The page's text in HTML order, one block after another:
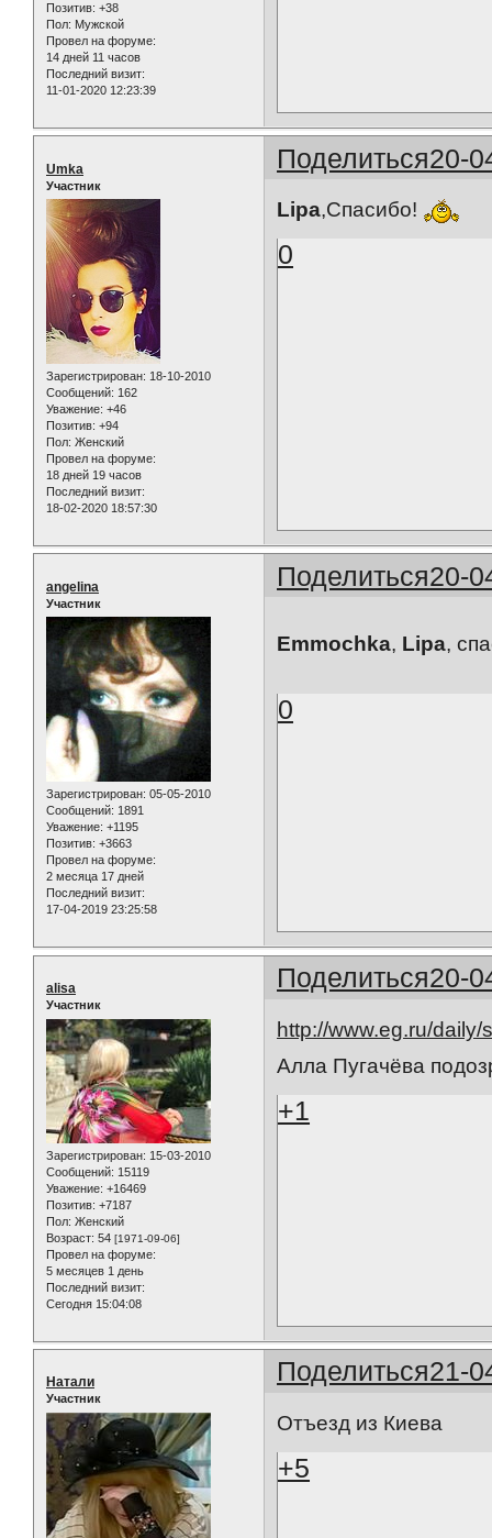
Позитив: +38
Пол: Мужской
Провел на форуме:
14 дней 11 часов
Последний визит:
11-01-2020 12:23:39
Поделиться20-
Umka
Участник
Зарегистрирован: 18-10-2010
Сообщений: 162
Уважение: +46
Позитив: +94
Пол: Женский
Провел на форуме:
18 дней 19 часов
Последний визит:
18-02-2020 18:57:30
Lipa,Спасибо!
0
Поделиться20-
angelina
Участник
Зарегистрирован: 05-05-2010
Сообщений: 1891
Уважение: +1195
Позитив: +3663
Провел на форуме:
2 месяца 17 дней
Последний визит:
17-04-2019 23:25:58
Emmochka, Lipa,
0
Поделиться20-
alisa
Участник
Зарегистрирован: 15-03-2010
Сообщений: 15119
Уважение: +16469
Позитив: +7187
Пол: Женский
Возраст: 54 [1971-09-06]
Провел на форуме:
5 месяцев 1 день
Последний визит:
Сегодня 15:04:08
http://www.eg.ru/daily/
Алла Пугачёва
+1
Поделиться21-
Натали
Участник
Отъезд из Киева
+5